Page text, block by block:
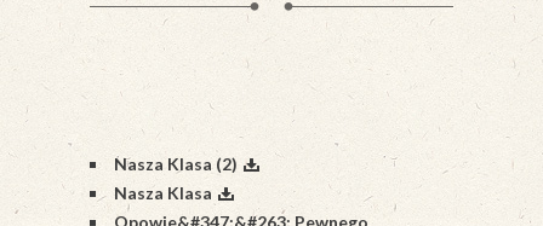
Nasza Klasa (2)
Nasza Klasa
Opowie&#347;&#263; Pewnego